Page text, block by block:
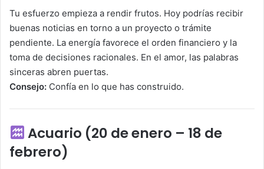
Tu esfuerzo empieza a rendir frutos. Hoy podrías recibir
buenas noticias en torno a un proyecto o trámite
pendiente. La energía favorece el orden financiero y la
toma de decisiones racionales. En el amor, las palabras
sinceras abren puertas.
Consejo: Confía en lo que has construido.
Acuario (20 de enero – 18 de
febrero)